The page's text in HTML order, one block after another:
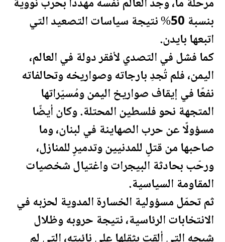
بنسبة 50% نتيجة سياسات التصعيد التي
اتبعها بايدن.
كما فشل في التصدي لأفقر دولة في العالم،
اليمن، فلم تُجدِ بارجاته وصواريخه وتحالفاته
نفعًا في إيقاف صواريخاليمنومُسيّراتها
المتجهة نحوفلسطينالمحتلة. وكان أيضًا
مسؤولًا عن حرب الصهاينة في لبنان، وما
صاحبها من قتلٍ للمدنيين وتدميرٍ للمنازل،
ورحّب بحادثة البيجرات واغتيال شخصيات
المقاومة السياسية.
ثم تحمّل مسؤولية الخسارة المدوية لحزبه في
الانتخابات الرئاسية، نتيجة حروبه وظلال